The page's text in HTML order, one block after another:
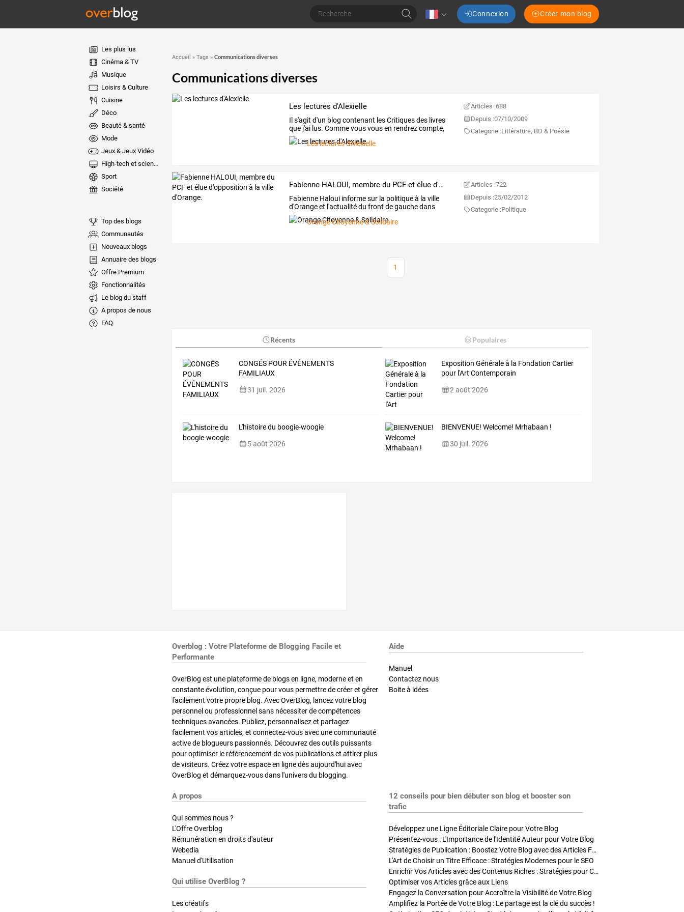
Connexion Créer mon blog
Les plus lus
Cinéma & TV
Musique
Loisirs & Culture
Cuisine
Déco
Beauté & santé
Mode
Jeux & Jeux Vidéo
High-tech et sciences
Sport
Société
Top des blogs
Communautés
Nouveaux blogs
Annuaire des blogs
Offre Premium
Fonctionnalités
Le blog du staff
A propos de nous
FAQ
Accueil » Tags » Communications diverses
Communications diverses
Les lectures d'Alexielle
Il s'agit d'un blog contenant lesCritiquesdes livres
que j'ai lus. Commevousvousen rendrezcompte,
…
Les lectures d'Alexielle
Articles :688
Depuis :07/10/2009
Categorie :Littérature, BD & Poésie
Fabienne HALOUI, membre du PCF et élue d'opposition à la ville d'Orange.
Fabienne Haloui informesur la politiqueà la ville
d'Orangeet l'actualitédu front degauchedans
le…
Orange Citoyenne & Solidaire
Articles :722
Depuis :25/02/2012
Categorie :Politique
1
Récents Populaires
CONGÉS POUR ÉVÉNEMENTS
FAMILIAUX
31 juil. 2026
Exposition Générale à la Fondation Cartier
pour l'Art Contemporain
2 août 2026
L'histoire du boogie-woogie
5 août 2026
BIENVENUE! Welcome! Mrhabaan !
30 juil. 2026
Overblog : Votre Plateforme de Blogging Facile et
Performante
OverBlog est une plateforme de blogs en ligne, moderne et en
constante évolution, conçue pour vous permettre de créer et gérer
facilement votre propre blog. Avec OverBlog, lancez votre blog
personnel ou professionnel sans nécessiter de compétences
techniques avancées. Publiez, personnalisez et partagez
facilement vos articles, et connectez-vous avec une communauté
active de blogueurs passionnés. Découvrez des outils puissants
pour optimiser le référencement de vos publications et attirer plus
de visiteurs. Créez votre espace en ligne dès aujourd'hui avec
OverBlog et démarquez-vous dans l'univers du blogging.
Aide
Manuel
Contactez nous
Boite à idées
A propos
Qui sommes nous ?
L'Offre Overblog
Rémunération en droits d'auteur
Webedia
Manuel d'Utilisation
Qui utilise OverBlog ?
Les créatifs
12 conseils pour bien débuter son blog et booster son
trafic
Développez une Ligne Éditoriale Claire pour Votre Blog
Présentez-vous : L'Importance de l'Identité Auteur pour Votre Blog
Stratégies de Publication : Boostez Votre Blog avec des Articles Fréquents et Exclusifs
L'Art de Choisir un Titre Efficace : Stratégies Modernes pour le SEO
Enrichir Vos Articles avec des Contenus Riches : Stratégies pour Captiver et Optimiser
Optimiser vos Articles grâce aux Liens
Engagez la Conversation pour Accroître la Visibilité de Votre Blog
Amplifiez la Portée de Votre Blog : Le partage est la clé du succès !